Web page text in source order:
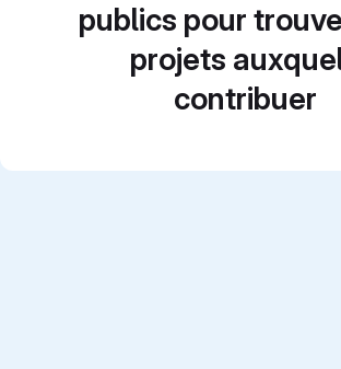
publics pour
projets
contribuer